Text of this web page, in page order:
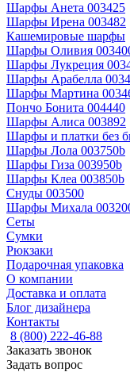
Шарфы Анета 003425
Шарфы Ирена 003482
Кашемировые шарфы
Шарфы Оливия
Шарфы Лукреция
Шарфы Арабелла
Шарфы Мартина
Пончо Бонита 004440
Шарфы Алиса 003892
Шарфы и платки без
Шарфы Лола 003750b
Шарфы Гиза 003950b
Шарфы Клеа 003850b
Снуды 003500
Шарфы Михала
Сеты
Сумки
Рюкзаки
Подарочная упаковка
О компании
Доставка и оплата
Блог дизайнера
Контакты
8 (800) 222-46-88
Заказать звонок
Задать вопрос